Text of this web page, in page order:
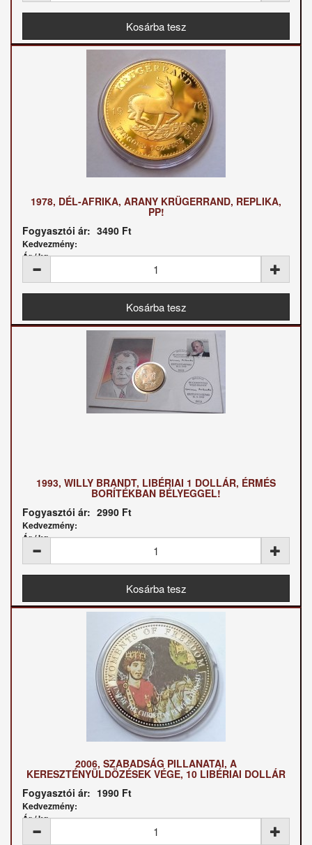
1978, DÉL-AFRIKA, ARANY KRÜGERRAND, REPLIKA,
PP!
Fogyasztói ár: 3490 Ft
Kedvezmény:
Ár / kg:
1993, WILLY BRANDT, LIBÉRIAI 1 DOLLÁR, ÉRMÉS
BORÍTÉKBAN BÉLYEGGEL!
Fogyasztói ár: 2990 Ft
Kedvezmény:
Ár / kg:
2006, SZABADSÁG PILLANATAI, A
KERESZTÉNYÜLDÖZÉSEK VÉGE, 10 LIBÉRIAI DOLLÁR
Fogyasztói ár: 1990 Ft
Kedvezmény:
Ár / kg: